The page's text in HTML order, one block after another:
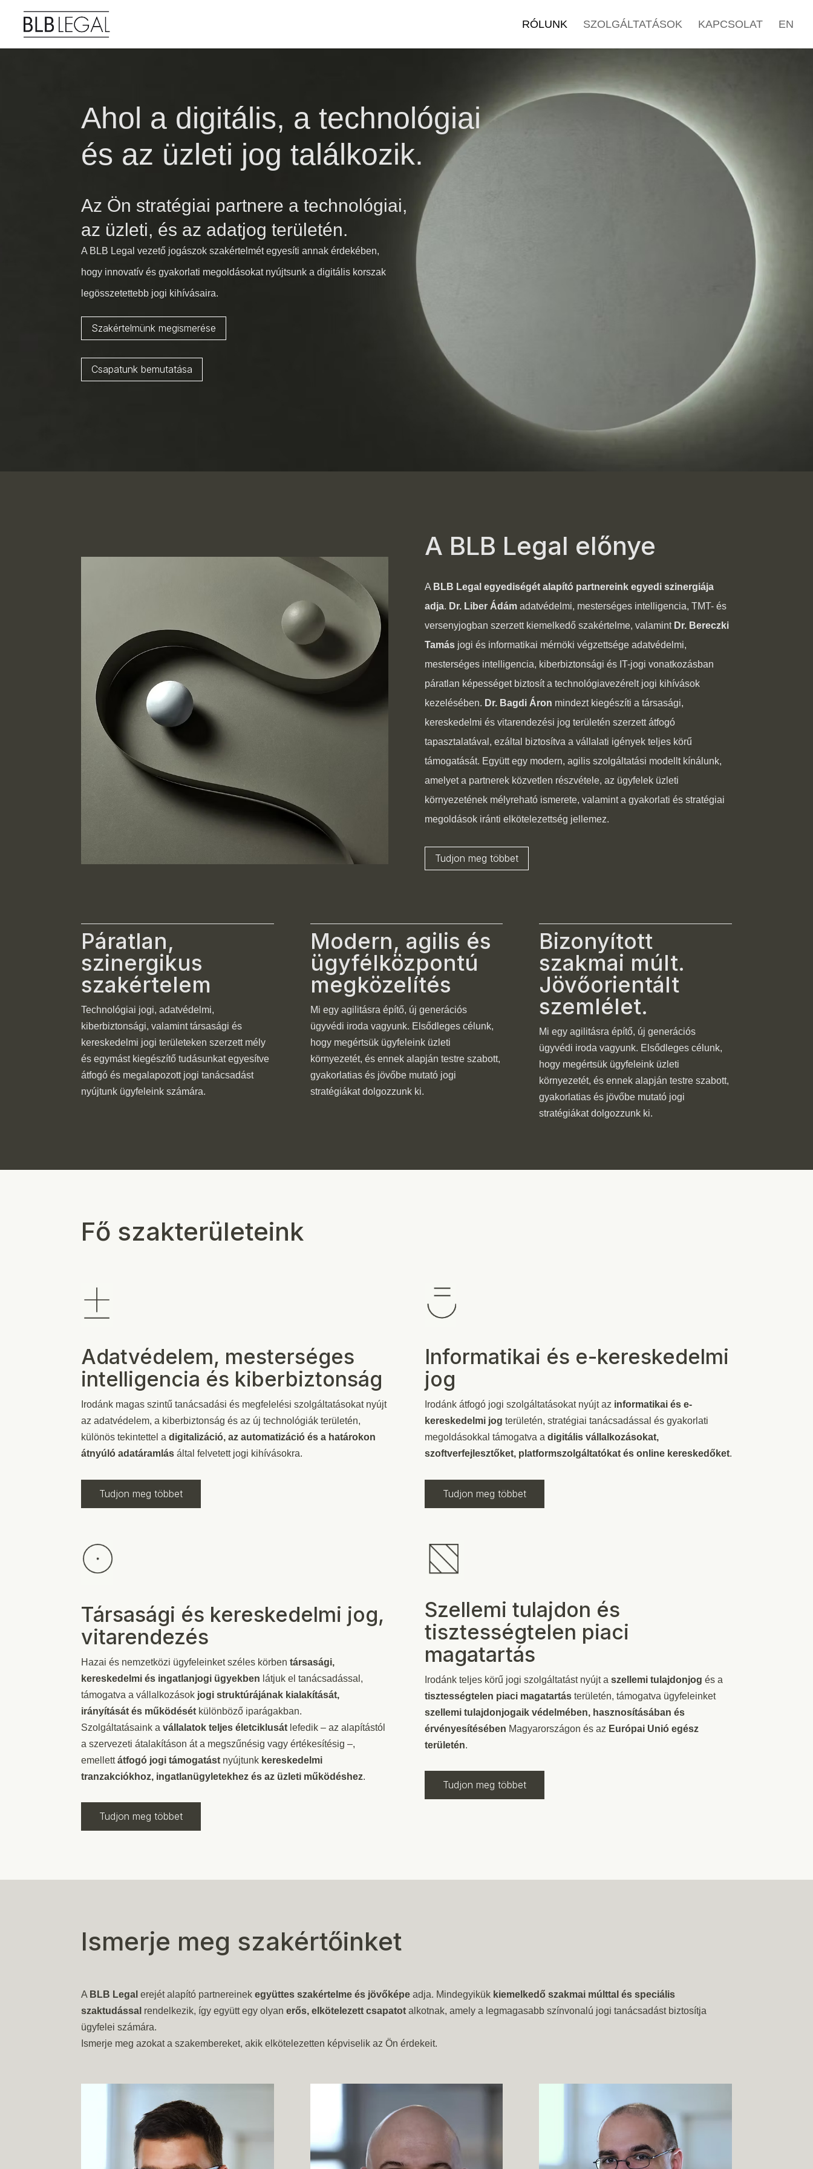
RÓLUNK SZOLGÁLTATÁSOK KAPCSOLAT EN
Ahol a digitális, a technológiai
és az üzleti jog találkozik.
Az Ön stratégiai partnere a technológiai,
az üzleti, és az adatjog területén.
A BLB Legal vezető jogászok szakértelmét egyesíti annak érdekében,
hogy innovatív és gyakorlati megoldásokat nyújtsunk a digitális korszak
legösszetettebb jogi kihívásaira.
Szakértelmünk megismerése
Csapatunk bemutatása
A BLB Legal előnye
A BLB Legal egyediségét alapító partnereink egyedi szinergiája
adja. Dr. Liber Ádámadatvédelmi, mesterséges intelligencia, TMT- és
versenyjogban szerzett kiemelkedő szakértelme, valamint Dr. Bereczki
Tamásjogi és informatikai mérnöki végzettsége adatvédelmi,
mesterséges intelligencia, kiberbiztonsági és IT-jogi vonatkozásban
páratlan képességet biztosít a technológiavezérelt jogi kihívások
kezelésében. Dr. Bagdi Áron mindezt kiegészíti a társasági,
kereskedelmi és vitarendezési jog területén szerzett átfogó
tapasztalatával, ezáltal biztosítva a vállalati igények teljes körű
támogatását. Együtt egy modern, agilis szolgáltatási modellt kínálunk,
amelyet a partnerek közvetlen részvétele, az ügyfelek üzleti
környezetének mélyreható ismerete, valamint a gyakorlati és stratégiai
megoldások iránti elkötelezettség jellemez.
Tudjon meg többet
Páratlan,
szinergikus
szakértelem
Technológiai jogi, adatvédelmi,
kiberbiztonsági, valamint társasági és
kereskedelmi jogi területeken szerzett mély
és egymást kiegészítő tudásunkat egyesítve
átfogó és megalapozott jogi tanácsadást
nyújtunk ügyfeleink számára.
Modern, agilis és
ügyfélközpontú
megközelítés
Mi egy agilitásra építő, új generációs
ügyvédi iroda vagyunk. Elsődleges célunk,
hogy megértsük ügyfeleink üzleti
környezetét, és ennek alapján testre szabott,
gyakorlatias és jövőbe mutató jogi
stratégiákat dolgozzunk ki.
Bizonyított
szakmai múlt.
Jövőorientált
szemlélet.
Mi egy agilitásra építő, új generációs
ügyvédi iroda vagyunk. Elsődleges célunk,
hogy megértsük ügyfeleink üzleti
környezetét, és ennek alapján testre szabott,
gyakorlatias és jövőbe mutató jogi
stratégiákat dolgozzunk ki.
Fő szakterületeink
Adatvédelem, mesterséges
intelligencia és kiberbiztonság
Irodánk magas szintű tanácsadási és megfelelési szolgáltatásokat nyújt
az adatvédelem, a kiberbiztonság és az új technológiák területén,
különös tekintettel adigitalizáció, az automatizáció és a határokon
átnyúló adatáramlás által felvetett jogi kihívásokra.
Tudjon meg többet
Informatikai és e-kereskedelmi
jog
Irodánk átfogó jogi szolgáltatásokat nyújt az informatikai és e-
kereskedelmi jog területén, stratégiai tanácsadással és gyakorlati
megoldásokkal támogatva a digitális vállalkozásokat,
szoftverfejlesztőket, platformszolgáltatókat és online kereskedőket.
Tudjon meg többet
Társasági és kereskedelmi jog,
vitarendezés
Hazai és nemzetközi ügyfeleinket széles körbentársasági,
kereskedelmi és ingatlanjogi ügyekben látjuk el tanácsadással,
támogatva a vállalkozások jogi struktúrájának kialakítását,
irányítását és működését különböző iparágakban.
Szolgáltatásaink avállalatok teljes életciklusát lefedik – az alapítástól
a szervezeti átalakításon át a megszűnésig vagy értékesítésig –,
emellettátfogó jogi támogatást nyújtunk kereskedelmi
tranzakciókhoz, ingatlanügyletekhez és az üzleti működéshez.
Tudjon meg többet
Szellemi tulajdon és
tisztességtelen piaci
magatartás
Irodánk teljes körű jogi szolgáltatást nyújt a szellemi tulajdonjog és a
tisztességtelen piaci magatartásterületén, támogatva ügyfeleinket
szellemi tulajdonjogaik védelmében, hasznosításában és
érvényesítésében Magyarországon és az Európai Unió egész
területén.
Tudjon meg többet
Ismerje meg szakértőinket
A BLB Legal erejét alapító partnereinekegyüttes szakértelme és jövőképe adja. Mindegyikük kiemelkedő szakmai múlttal és speciális
szaktudással rendelkezik, így együtt egy olyanerős, elkötelezett csapatot alkotnak, amely a legmagasabb színvonalú jogi tanácsadást biztosítja
ügyfelei számára.
Ismerje meg azokat a szakembereket, akik elkötelezetten képviselik az Ön érdekeit.